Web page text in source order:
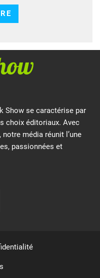
Show se caractérise par
choix éditoriaux. Avec
média réunit l’une
passionnées et